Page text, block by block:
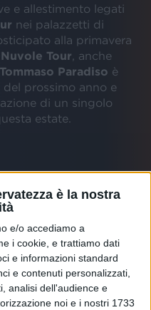
è la nostra
e/o accediamo a
i cookie, e trattiamo dati
e informazioni standard
e contenuti personalizzati,
analisi dell'audience e
noi e i nostri 1733
e allestimento legati
nei palazzetti di
alla primavera
Tour , anche
Tommaso Paradiso è
prossimo anno e
di un singolo
estate.
il tour 2021vedrà
dei dieci principali
Forum di Milano,
dello Sport di Roma,
Mandela Forum di
PalaPartenope di
Calabria, PalaCatania
(TBA).